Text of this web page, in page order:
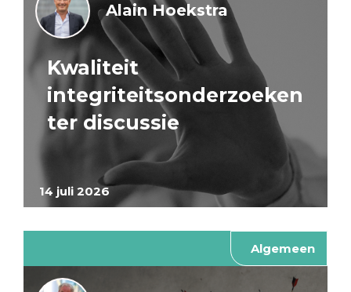
14 juli 2026
Alain Hoekstra
Kwaliteit
integriteitsonderzoeken
ter discussie
Algemeen